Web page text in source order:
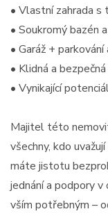
• Vlastní zahrada s
• Soukromý bazén
• Garáž +
• Klidná a
• Vynikající
Majitel této
všechny, kdo
máte jistotu
jednání a podpory v
vším potřebným –